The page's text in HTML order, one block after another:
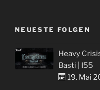
NEUESTE FOLGEN
Heavy
Basti | I55
19. Mai